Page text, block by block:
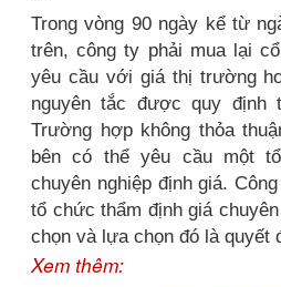
Trong vòng 90 ngày kể từ
trên, công ty phải mua lại
yêu cầu với giá thị trường
nguyên tắc được quy định
Trường hợp không thỏa
bên có thể yêu cầu một
chuyên nghiệp định giá.
tổ chức thẩm định giá
chọn và lựa chọn đó là quyết
Xem thêm: